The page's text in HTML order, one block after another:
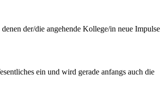
der/die angehende Kollege/in neue Im­pulse
ein und wird gerade anfangs auch die